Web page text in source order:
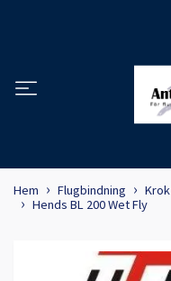
Hem Flugbindning Krok
Hends BL 200 Wet Fly